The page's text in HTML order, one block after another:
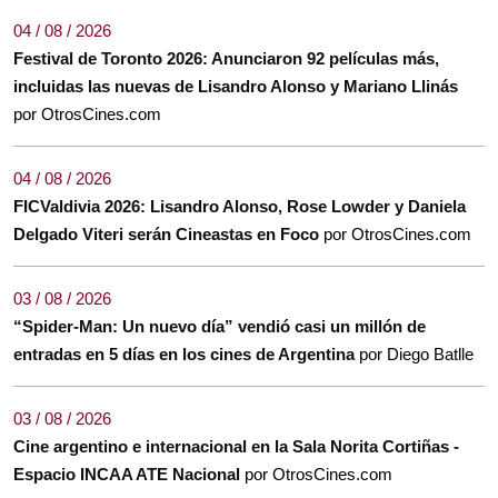
04 / 08 / 2026
Festival de Toronto 2026: Anunciaron 92 películas más,
incluidas las nuevas de Lisandro Alonso y Mariano Llinás
por OtrosCines.com
04 / 08 / 2026
FICValdivia 2026: Lisandro Alonso, Rose Lowder y Daniela
Delgado Viteri serán Cineastas en Foco por OtrosCines.com
03 / 08 / 2026
“Spider-Man: Un nuevo día” vendió casi un millón de
entradas en 5 días en los cines de Argentina por Diego Batlle
03 / 08 / 2026
Cine argentino e internacional en la Sala Norita Cortiñas -
Espacio INCAA ATE Nacional por OtrosCines.com